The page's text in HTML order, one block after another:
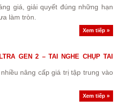
giá, giải quyết đúng những hạn
làm tròn.
Xem tiếp »
GEN 2 – TAI NGHE CHỤP TAI
nâng cấp giá trị tập trung vào
Xem tiếp »